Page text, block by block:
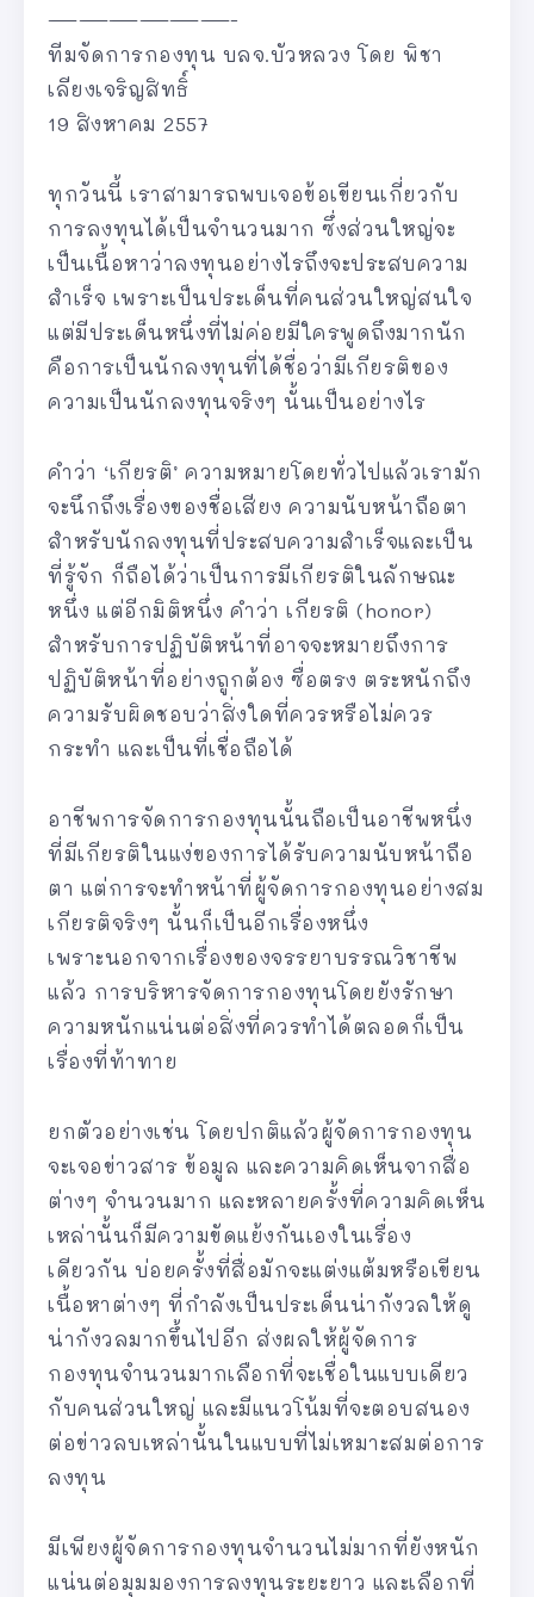
——————-
ทีมจัดการกองทุน บลจ.บัวหลวง โดย พิชา
เลียงเจริญสิทธิ์
19 สิงหาคม 2557
ทุกวันนี้ เราสามารถพบเจอข้อเขียนเกี่ยวกับ
การลงทุนได้เป็นจำนวนมาก ซึ่งส่วนใหญ่จะ
เป็นเนื้อหาว่าลงทุนอย่างไรถึงจะประสบความ
สำเร็จ เพราะเป็นประเด็นที่คนส่วนใหญ่สนใจ
แต่มีประเด็นหนึ่งที่ไม่ค่อยมีใครพูดถึงมากนัก
คือการเป็นนักลงทุนที่ได้ชื่อว่ามีเกียรติของ
ความเป็นนักลงทุนจริงๆ นั้นเป็นอย่างไร
คำว่า ‘เกียรติ’ ความหมายโดยทั่วไปแล้วเรามัก
จะนึกถึงเรื่องของชื่อเสียง ความนับหน้าถือตา
สำหรับนักลงทุนที่ประสบความสำเร็จและเป็น
ที่รู้จัก ก็ถือได้ว่าเป็นการมีเกียรติในลักษณะ
หนึ่ง แต่อีกมิติหนึ่ง คำว่า เกียรติ (honor)
สำหรับการปฏิบัติหน้าที่อาจจะหมายถึงการ
ปฏิบัติหน้าที่อย่างถูกต้อง ซื่อตรง ตระหนักถึง
ความรับผิดชอบว่าสิ่งใดที่ควรหรือไม่ควร
กระทำ และเป็นที่เชื่อถือได้
อาชีพการจัดการกองทุนนั้นถือเป็นอาชีพหนึ่ง
ที่มีเกียรติในแง่ของการได้รับความนับหน้าถือ
ตา แต่การจะทำหน้าที่ผู้จัดการกองทุนอย่างสม
เกียรติจริงๆ นั้นก็เป็นอีกเรื่องหนึ่ง
เพราะนอกจากเรื่องของจรรยาบรรณวิชาชีพ
แล้ว การบริหารจัดการกองทุนโดยยังรักษา
ความหนักแน่นต่อสิ่งที่ควรทำได้ตลอดก็เป็น
เรื่องที่ท้าทาย
ยกตัวอย่างเช่น โดยปกติแล้วผู้จัดการกองทุน
จะเจอข่าวสาร ข้อมูล และความคิดเห็นจากสื่อ
ต่างๆ จำนวนมาก และหลายครั้งที่ความคิดเห็น
เหล่านั้นก็มีความขัดแย้งกันเองในเรื่อง
เดียวกัน บ่อยครั้งที่สื่อมักจะแต่งแต้มหรือเขียน
เนื้อหาต่างๆ ที่กำลังเป็นประเด็นน่ากังวลให้ดู
น่ากังวลมากขึ้นไปอีก ส่งผลให้ผู้จัดการ
กองทุนจำนวนมากเลือกที่จะเชื่อในแบบเดียว
กับคนส่วนใหญ่ และมีแนวโน้มที่จะตอบสนอง
ต่อข่าวลบเหล่านั้นในแบบที่ไม่เหมาะสมต่อการ
ลงทุน
มีเพียงผู้จัดการกองทุนจำนวนไม่มากที่ยังหนัก
แน่นต่อมุมมองการลงทุนระยะยาว และเลือกที่